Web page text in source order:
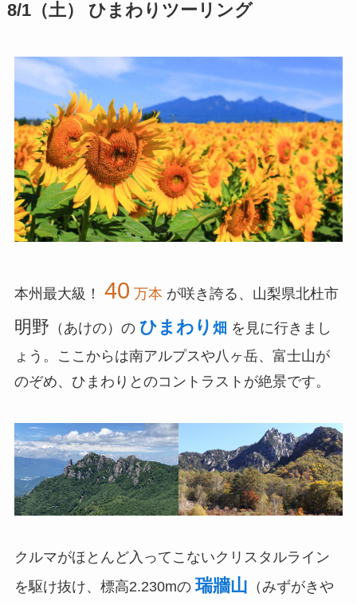
8/1（土） ひまわりツーリング
本州最大級！ 40 万本 が咲き誇る、山梨県北杜市
明野 （あけの）の ひまわり 畑 を見に行きまし
ょう。ここからは南アルプスや八ヶ岳、富士山が
のぞめ、ひまわりとのコントラストが絶景です。
クルマがほとんど入ってこないクリスタルライン
を駆け抜け、標高2.230mの瑞牆山 （みずがきや